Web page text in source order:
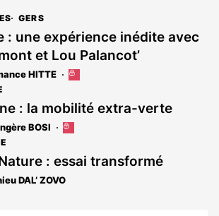
GERS
: une expérience inédite avec
et Lou Palancot’
HITTE
Cet
est
réservé
aux
: la mobilité extra-verte
BOSI
Cet
réservé
aux
: essai transformé
DAL’ ZOVO